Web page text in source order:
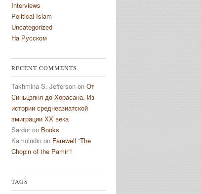
Interviews
Political Islam
Uncategorized
На Русском
RECENT COMMENTS
Takhmina S. Jefferson on От
Синьцзяня до Хорасана. Из
истории среднеазиатской
эмиграции ХХ века
Sardor on Books
Kamoludin on Farewell “The
Chopin of the Pamir”!
TAGS